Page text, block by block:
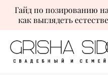
Гайд по позированию
как выглядеть